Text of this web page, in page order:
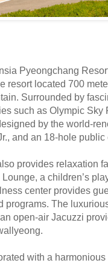
Pyeongchang
resort located 700
Surrounded by
such as Olympic Sky
by the world-
and an 18-hole public
provides relaxation
a children’s
center provides
programs. The
open-air Jacuzzi
with a